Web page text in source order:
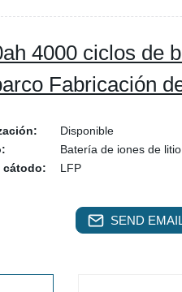
4000 ciclos de
Fabricación
Disponible
Batería de iones de litio
cátodo:
LFP
SEND